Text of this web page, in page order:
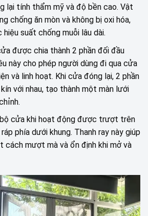
lại tính thẩm mỹ và độ bền cao. Vật
chống ăn mòn và không bị oxi hóa,
suất chống muỗi lâu dài.
được chia thành 2 phần đối đầu
này cho phép người dùng đi qua cửa
và linh hoạt. Khi cửa đóng lại, 2 phần
với nhau, tạo thành một màn lưới
cửa khi hoạt động được trượt trên
phía dưới khung. Thanh ray này giúp
cách mượt mà và ổn định khi mở và